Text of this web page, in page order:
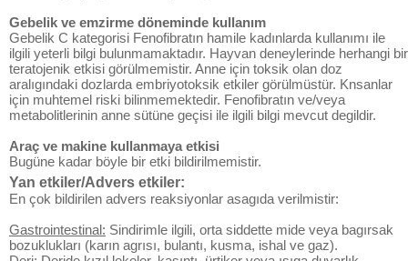
Gebelik ve emzirme döneminde kullanım
Gebelik C kategorisi Fenofibratın hamile kadınlarda kullanımı ile
ilgili yeterli bilgi bulunmamaktadır. Hayvan deneylerinde herhangi bir
teratojenik etkisi görülmemistir. Anne için toksik olan doz
aralıgındaki dozlarda embriyotoksik etkiler görülmüstür. Knsanlar
için muhtemel riski bilinmemektedir. Fenofibratın ve/veya
metabolitlerinin anne sütüne geçisi ile ilgili bilgi mevcut degildir.
Araç ve makine kullanmaya etkisi
Bugüne kadar böyle bir etki bildirilmemistir.
Yan etkiler/Advers etkiler:
En çok bildirilen advers reaksiyonlar asagıda verilmistir:
Gastrointestinal: Sindirimle ilgili, orta siddette mide veya bagırsak
bozuklukları (karın agrısı, bulantı, kusma, ishal ve gaz).